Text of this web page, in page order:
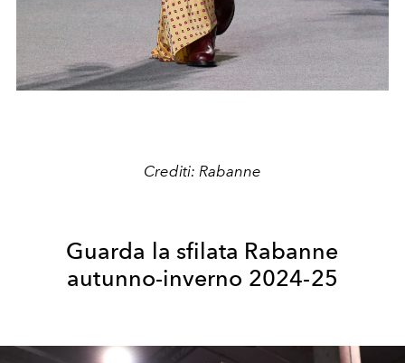
Crediti: Rabanne
Guarda la sfilata Rabanne
autunno-inverno 2024-25